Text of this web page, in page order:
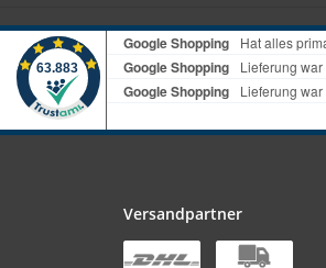
Versandpartner